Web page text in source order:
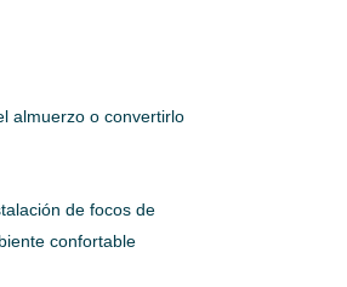
almuerzo o convertirlo
de focos de
confortable